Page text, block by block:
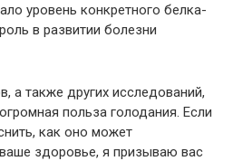
уровень конкретного белка-
в развитии болезни
а также других исследований,
польза голодания. Если
как оно может
здоровье, я призываю вас